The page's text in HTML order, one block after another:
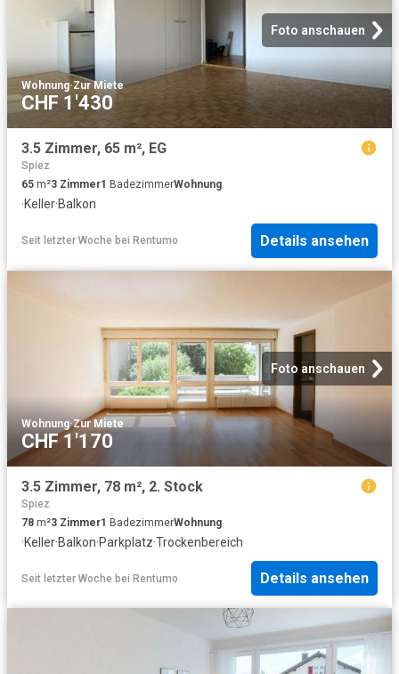
Foto anschauen
Wohnung·Zur Miete
CHF 1'430
3.5 Zimmer, 65 m², EG
Spiez
65 m²3 Zimmer1 BadezimmerWohnung
·Keller·Balkon
Seit letzter Woche bei Rentumo Details ansehen
Foto anschauen
Wohnung·Zur Miete
CHF 1'170
3.5 Zimmer, 78 m², 2. Stock
Spiez
78 m²3 Zimmer1 BadezimmerWohnung
·Keller·Balkon·Parkplatz·Trockenbereich
Seit letzter Woche bei Rentumo Details ansehen